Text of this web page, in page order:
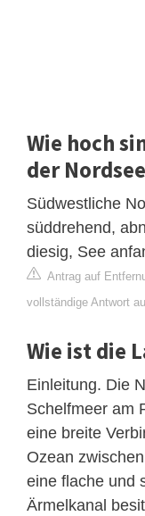
Wie hoch
der
Südwestliche
süddrehend,
diesig, See
Antrag auf
vollständige Antwort
Wie ist die
Einleitung. Die
Schelfmeer am
eine breite
Ozean
eine flache und
Ärmelkanal